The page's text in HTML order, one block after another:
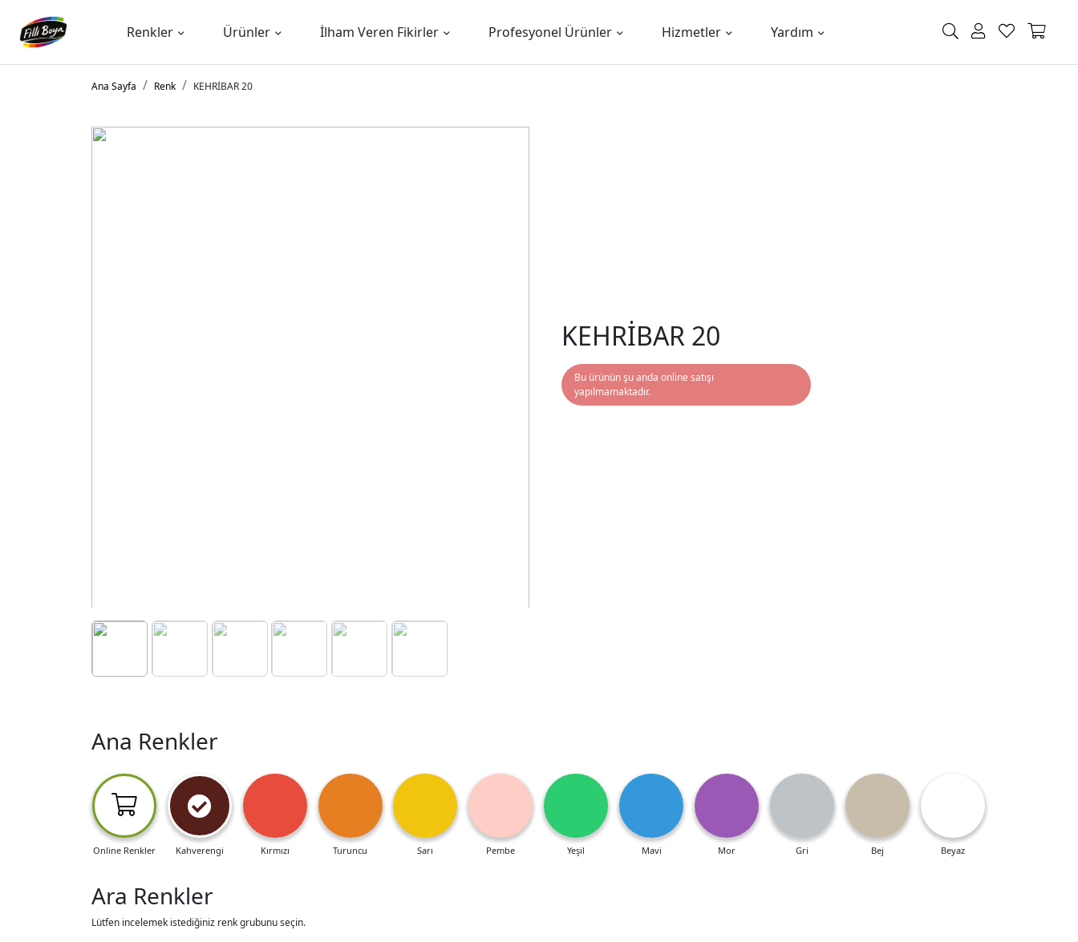
Renkler Ürünler İlham Veren Fikirler Profesyonel Ürünler Hizmetler Yardım
Ana Sayfa Renk KEHRİBAR 20
KEHRİBAR 20
Bu ürünün şu anda online satışı
yapılmamaktadır.
Ana Renkler
Online Renkler Kahverengi Kırmızı Turuncu Sarı Pembe Yeşil Mavi Mor Gri Bej Beyaz
Ara Renkler
Lütfen incelemek istediğiniz renk grubunu seçin.